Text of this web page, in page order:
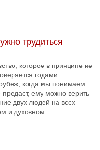
трудиться
которое в принципе не
годами.
когда мы понимаем,
предаст, ему можно верить
двух людей на всех
и духовном.